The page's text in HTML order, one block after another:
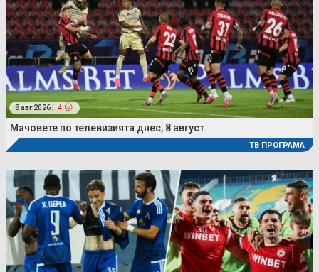
8 авг 2026 | 4
Мачовете по телевизията днес, 8 август
ТВ ПРОГРАМА